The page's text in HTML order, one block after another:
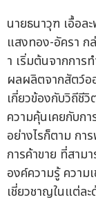
นายธนาวุฑ เอื้อล
แสงทอง-อัครา ก
า เริ่มต้นจากการ
ผลผลิตจากสัตว์อ
เกี่ยวข้องกับวิถีชี
ความคุ้นเคยกับกา
อย่างไรก็ตาม กา
การค้าขาย ที่สาม
องค์ความรู้ ความ
เชี่ยวชาญในแต่ละ